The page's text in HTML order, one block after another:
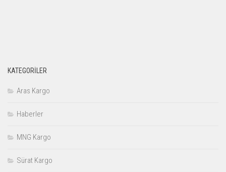
KATEGORILER
Aras Kargo
Haberler
MNG Kargo
Sürat Kargo